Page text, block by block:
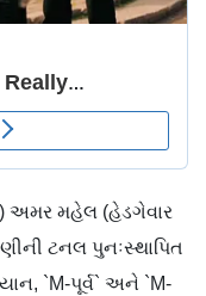
અમર મહેલ (હેડગેવાર
ટનલ પુનઃસ્થાપિત
`M-પૂર્વ` અને `M-